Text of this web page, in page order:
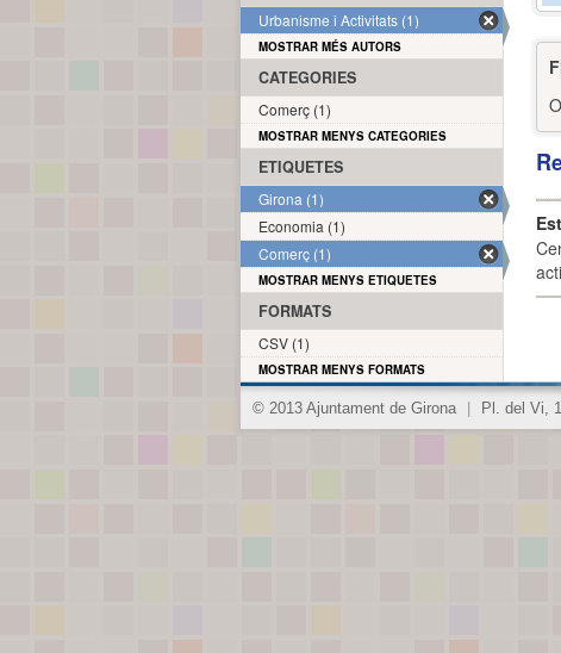
Urbanisme i Activitats (1)
MOSTRAR MÉS AUTORS
CATEGORIES
Comerç (1)
MOSTRAR MENYS CATEGORIES
ETIQUETES
Girona (1)
Economia (1)
Comerç (1)
MOSTRAR MENYS ETIQUETES
FORMATS
CSV (1)
MOSTRAR MENYS FORMATS
© 2013 Ajuntament de Girona Pl. del Vi,